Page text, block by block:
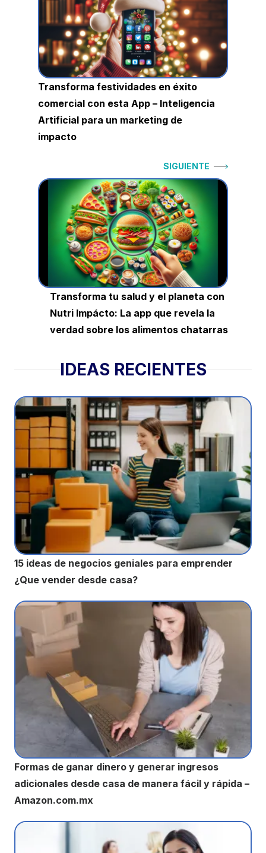
Transforma festividades en éxito
comercial con esta App – Inteligencia
Artificial para un marketing de
impacto
SIGUIENTE
Transforma tu salud y el planeta con
Nutri Impácto: La app que revela la
verdad sobre los alimentos chatarras
IDEAS RECIENTES
15 ideas de negocios geniales para emprender
¿Que vender desde casa?
Formas de ganar dinero y generar ingresos
adicionales desde casa de manera fácil y rápida –
Amazon.com.mx